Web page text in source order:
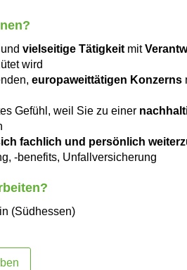
und vielseitige Tätigkeit mit
wird
europaweittätigen Konzerns
Gefühl, weil Sie zu einer
fachlich und persönlich
-benefits, Unfallversicherung
(Südhessen)